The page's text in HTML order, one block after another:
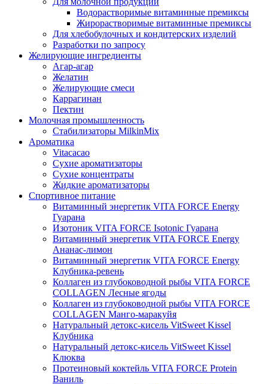
Водорастворимые витаминные премиксы
Жирорастворимые витаминные премиксы
Для хлебобулочных и кондитерских изделий
Разработки по запросу
Желирующие ингредиенты
Агар-агар
Желатин
Желирующие смеси
Каррагинан
Пектин
Молочная промышленность
Стабилизаторы MilkinMix
Ароматика
Vitacacao
Сухие ароматизаторы
Сухие концентраты
Жидкие ароматизаторы
Спортивное питание
Витаминный энергетик VITA FORCE Energy
Гуарана
Изотоник VITA FORCE Isotonic Гуарана
Витаминный энергетик VITA FORCE Energy
Ананас-лимон
Витаминный энергетик VITA FORCE Energy
Клубника-ревень
Коллаген из глубоководной рыбы VITA FORCE
COLLAGEN Лесные ягоды
Коллаген из глубоководной рыбы VITA FORCE
COLLAGEN Манго-маракуйя
Натуральный детокс-кисель VitSweet Kissel
Клубника
Натуральный детокс-кисель VitSweet Kissel
Клюква
Протеиновый коктейль VITA FORCE Protein
Ваниль